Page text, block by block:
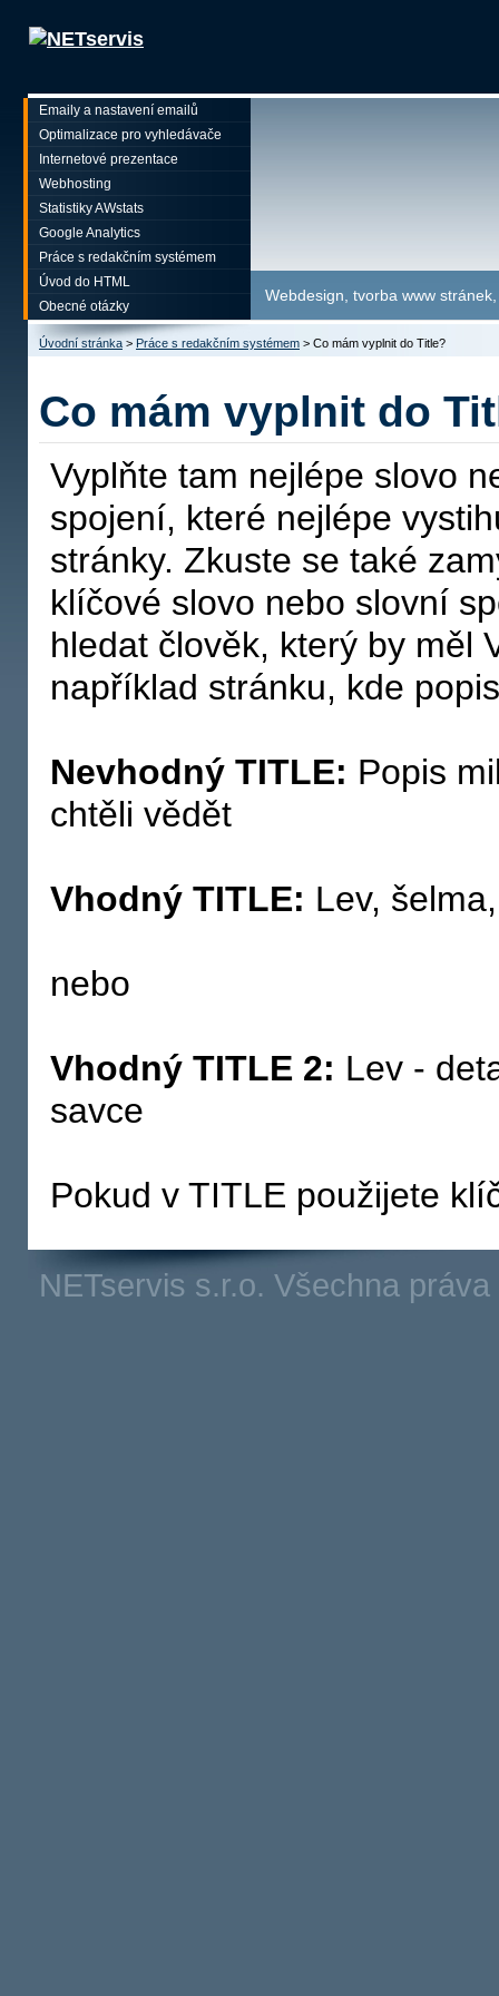
Co mám vyplnit do
Vyplňte tam nejlépe slovo
spojení, které nejlépe
stránky. Zkuste se také
klíčové slovo nebo slovní
hledat člověk, který by měl
například stránku, kde
Nevhodný TITLE: Popis
chtěli vědět
Vhodný TITLE: Lev,
nebo
Vhodný TITLE 2: Lev -
savce
Pokud v TITLE použijete
Úvodní stránka > Práce s redakčním systémem > Co mám vyplnit do Title?
Emaily a nastavení emailů
Optimalizace pro vyhledávače
Internetové prezentace
Webhosting
Statistiky AWstats
Google Analytics
Práce s redakčním systémem
Úvod do HTML
Obecné otázky
Webdesign, tvorba www
NETservis s.r.o. Všechna